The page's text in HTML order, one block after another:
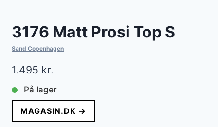
3176 Matt Prosi Top S
Sand Copenhagen
1.495 kr.
På lager
MAGASIN.DK →